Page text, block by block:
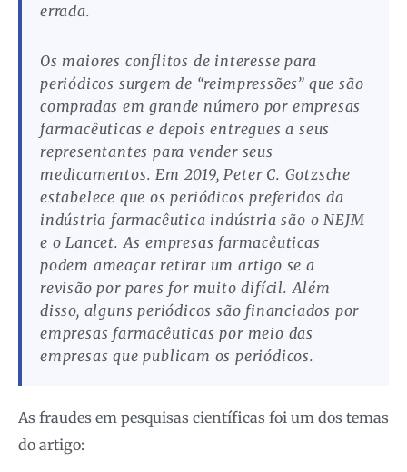
errada.
Os maiores conflitos de interesse para
periódicos surgem de “reimpressões” que são
compradas em grande número por empresas
farmacêuticas e depois entregues a seus
representantes para vender seus
medicamentos. Em 2019, Peter C. Gotzsche
estabelece que os periódicos preferidos da
indústria farmacêutica indústria são o NEJM
e o Lancet. As empresas farmacêuticas
podem ameaçar retirar um artigo se a
revisão por pares for muito difícil. Além
disso, alguns periódicos são financiados por
empresas farmacêuticas por meio das
empresas que publicam os periódicos.
As fraudes em pesquisas científicas foi um dos temas
do artigo: